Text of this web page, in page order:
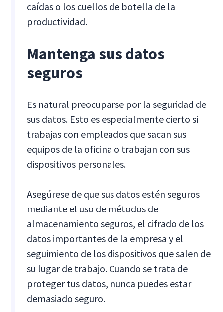
caídas o los cuellos de botella de la
productividad.
Mantenga sus datos
seguros
Es natural preocuparse por la seguridad de
sus datos. Esto es especialmente cierto si
trabajas con empleados que sacan sus
equipos de la oficina o trabajan con sus
dispositivos personales.
Asegúrese de que sus datos estén seguros
mediante el uso de métodos de
almacenamiento seguros, el cifrado de los
datos importantes de la empresa y el
seguimiento de los dispositivos que salen de
su lugar de trabajo. Cuando se trata de
proteger tus datos, nunca puedes estar
demasiado seguro.